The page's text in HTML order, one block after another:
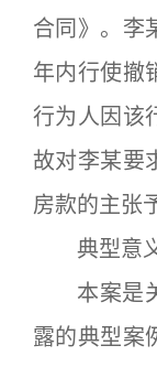
合同》。李
年内行使撤
行为人因该
故对李某要
房款的主张
典型意
本案是关
露的典型案